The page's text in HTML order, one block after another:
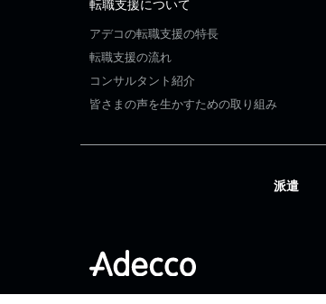
転職支援について
アデコの転職支援の特長
転職支援の流れ
コンサルタント紹介
皆さまの声を生かすための取り組み
派遣